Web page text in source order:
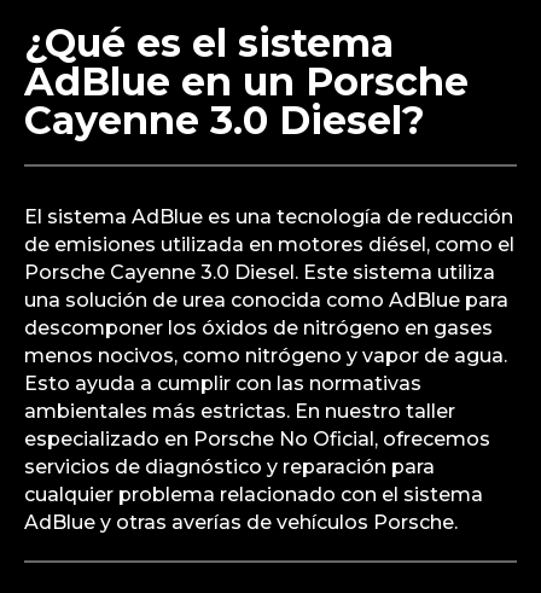
¿Qué es el sistema
AdBlue en un Porsche
Cayenne 3.0 Diesel?
El sistema AdBlue es una tecnología de reducción
de emisiones utilizada en motores diésel, como el
Porsche Cayenne 3.0 Diesel. Este sistema utiliza
una solución de urea conocida como AdBlue para
descomponer los óxidos de nitrógeno en gases
menos nocivos, como nitrógeno y vapor de agua.
Esto ayuda a cumplir con las normativas
ambientales más estrictas. En nuestro taller
especializado en Porsche No Oficial, ofrecemos
servicios de diagnóstico y reparación para
cualquier problema relacionado con el sistema
AdBlue y otras averías de vehículos Porsche.